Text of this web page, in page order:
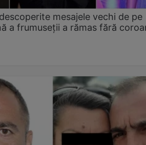
mesajele vechi de pe
a frumuseții a rămas fără